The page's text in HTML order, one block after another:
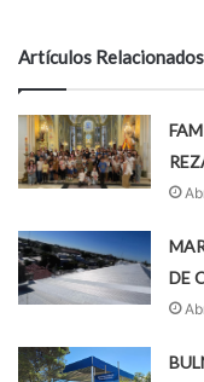
Artículos Relacionados
DE